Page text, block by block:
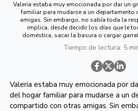
Valeria estaba muy emocionada por dar un
familiar para mudarse a un
amigas. Sin embargo, no sabía toda la
implica, desde decidir los días que le
doméstica, sacar la basura o cargar
Tiempo de lectura: 5
Valeria estaba muy emocionada por
del hogar familiar para mudarse a un
compartido con otras amigas. Sin